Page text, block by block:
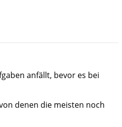
anfällt, bevor es bei
denen die meisten noch